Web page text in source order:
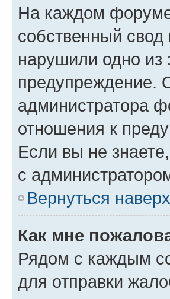
На каждом
собственный
нарушили одно из
предупреждение.
администратора
отношения к
Если вы не
с
Вернуться наверх
Как мне
Рядом с каждым
для отправки